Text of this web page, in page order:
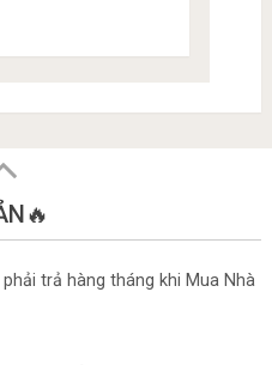
trả hàng tháng khi Mua Nhà